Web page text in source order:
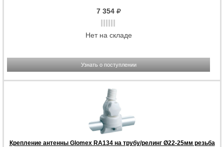
7 354
Нет на складе
Узнать о поступлении
Крепление антенны Glomex RA134 на трубу/релинг Ø22-25мм резьба